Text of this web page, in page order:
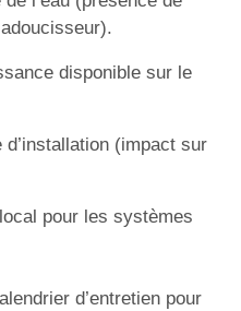
disponible sur le
(impact sur
pour les systèmes
d’entretien pour